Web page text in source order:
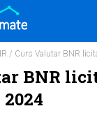
/ Curs Valutar BNR
BNR